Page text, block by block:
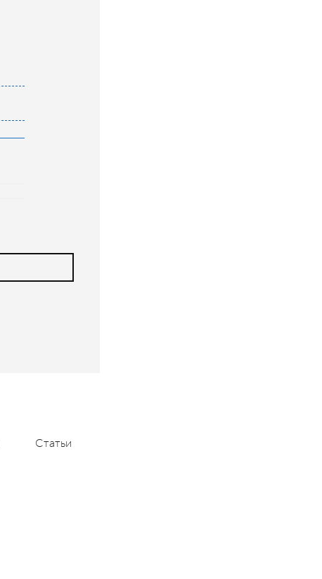
Статьи